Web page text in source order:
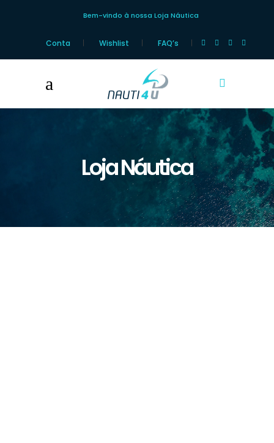
Bem-vindo à nossa Loja Náutica
Conta Wishlist FAQ’s
Loja Náutica